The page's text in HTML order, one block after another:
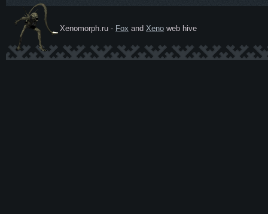
Ксеномо
Xenomorph.ru - Fox and Xeno web hive